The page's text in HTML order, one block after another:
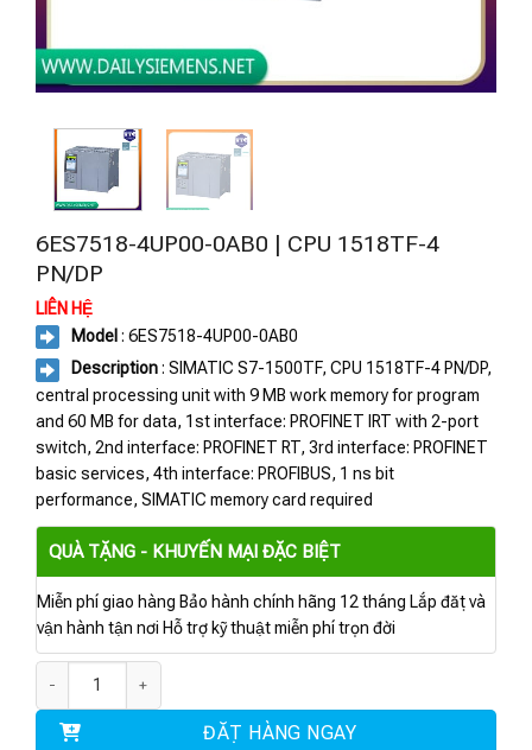
6ES7518-4UP00-0AB0 | CPU 1518TF-4
PN/DP
LIÊN HỆ
Model : 6ES7518-4UP00-0AB0
Description: SIMATIC S7-1500TF, CPU 1518TF-4 PN/DP,
central processing unit with 9 MB work memory for program
and 60 MB for data, 1st interface: PROFINET IRT with 2-port
switch, 2nd interface: PROFINET RT, 3rd interface: PROFINET
basic services, 4th interface: PROFIBUS, 1 ns bit
performance, SIMATIC memory card required
QUÀ TẶNG - KHUYẾN MẠI ĐẶC BIỆT
Miễn phí giao hàng Bảo hành chính hãng 12 tháng Lắp đặt và
vận hành tận nơi Hỗ trợ kỹ thuật miễn phí trọn đời
ĐẶT HÀNG NGAY